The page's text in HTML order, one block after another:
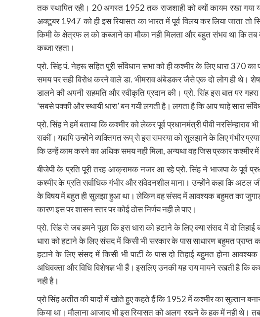
तक स्थापित रही। 20 अगस्त 1952 तक राजशाही को क्यों कायम रखा
अक्टूबर 1947 को ही इस रियासत का भारत में पूर्व विलय कर लिया जाता तो
किमी के क्षेत्रफ ल को कब्जाने का मौका नही मिलता और बहुत संभव था कि तब
कब्जा रहता।
प्रो. सिंह पं. नेहरू सहित पूरी संविधान सभा को ही कश्मीर के लिए धारा 370
समय पर सही विरोध करने वाले डा. भीमराव अंबेडकर जैसे एक दो लोग ही थे। शेष
डालने की अपनी सहमति और स्वीकृति प्रदान की। प्रो. सिंह इस बात पर
‘सबसे पक्की और स्थायी धारा’ बन गयी लगती है। लगता है कि आप चाहे सारा
प्रो. सिंह ने हमें बताया कि कश्मीर को लेकर पूर्व प्रधानमंत्री पीवी
सकीं। यद्यपि उन्होंने व्यक्तिगत रूप् से इस समस्या को सुलझाने के लिए गंभीर
कि उन्हें काम करने का अधिक समय नही मिला, अन्यथा वह जिस प्रकार कश्मीर
बीजेपी के प्रति पूरी तरह आक्रामक नजर आ रहे प्रो. सिंह ने भाजपा के पूर्व
कश्मीर के प्रति सर्वाधिक गंभीर और संवेदनशील माना। उन्होंने कहा कि अटल
के विषय में बहुत ही सुलझा हुआ था। लेकिन वह संसद में आवश्यक बहुमत का जुगाड़
कारण इस पर शासन स्तर पर कोई ठोस निर्णय नही ले पाए।
प्रो. सिंह से जब हमने पूछा कि इस धारा को हटाने के लिए क्या संसद में दो
धारा को हटाने के लिए संसद में किसी भी सरकार के पास साधारण बहुमत प्राप्त
हटाने के लिए संसद में किसी भी पार्टी के पास दो तिहाई बहुमत होना
अधिवक्ता और विधि विशेषज्ञ भी हैं। इसलिए उनकी यह राय मायने रखती है
नही है।
प्रो सिंह अतीत की यादों में खोते हुए कहते हैं कि 1952 में कश्मीर का सुल्तान
किया था। मौलाना आजाद भी इस रियासत को अलग रखने के हक में नही थे।